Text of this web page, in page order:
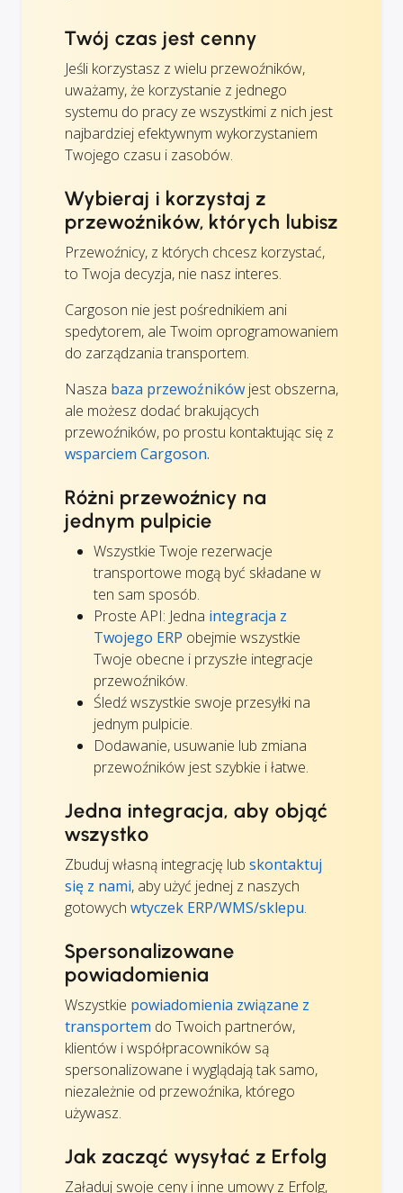
Twój czas jest cenny
Jeśli korzystasz z wielu przewoźników,
uważamy, że korzystanie z jednego
systemu do pracy ze wszystkimi z nich jest
najbardziej efektywnym wykorzystaniem
Twojego czasu i zasobów.
Wybieraj i korzystaj z
przewoźników, których lubisz
Przewoźnicy, z których chcesz korzystać,
to Twoja decyzja, nie nasz interes.
Cargoson nie jest pośrednikiem ani
spedytorem, ale Twoim oprogramowaniem
do zarządzania transportem.
Nasza baza przewoźników jest obszerna,
ale możesz dodać brakujących
przewoźników, po prostu kontaktując się z
wsparciem Cargoson.
Różni przewoźnicy na
jednym pulpicie
Wszystkie Twoje rezerwacje
transportowe mogą być składane w
ten sam sposób.
Proste API: Jedna integracja z
Twojego ERP obejmie wszystkie
Twoje obecne i przyszłe integracje
przewoźników.
Śledź wszystkie swoje przesyłki na
jednym pulpicie.
Dodawanie, usuwanie lub zmiana
przewoźników jest szybkie i łatwe.
Jedna integracja, aby objąć
wszystko
Zbuduj własną integrację lub skontaktuj
się z nami, aby użyć jednej z naszych
gotowych wtyczek ERP/WMS/sklepu.
Spersonalizowane
powiadomienia
Wszystkie powiadomienia związane z
transportem do Twoich partnerów,
klientów i współpracowników są
spersonalizowane i wyglądają tak samo,
niezależnie od przewoźnika, którego
używasz.
Jak zacząć wysyłać z Erfolg
Załaduj swoje ceny i inne umowy z Erfolg,